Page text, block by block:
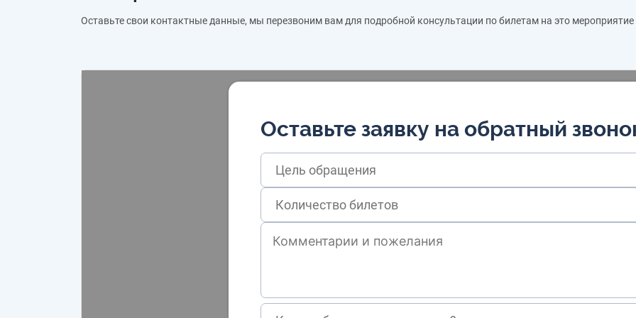
Оставьте свои контактные данные, мы перезвоним вам для подробной консультации по билетам на это мероприятие
Оставьте заявку на обратный
Цель обращения